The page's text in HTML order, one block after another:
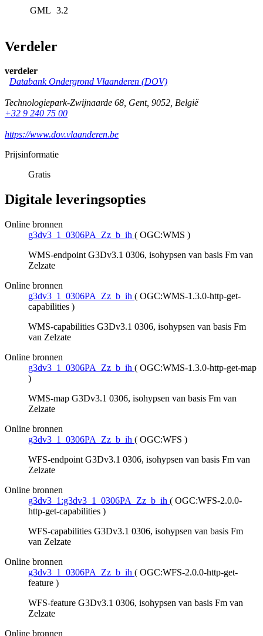
GML 3.2
Verdeler
verdeler
Databank Ondergrond Vlaanderen (DOV)
Technologiepark-Zwijnaarde 68, Gent, 9052, België
+32 9 240 75 00
https://www.dov.vlaanderen.be
Prijsinformatie
Gratis
Digitale leveringsopties
Online bronnen
g3dv3_1_0306PA_Zz_b_ih ( OGC:WMS )
WMS-endpoint G3Dv3.1 0306, isohypsen van basis Fm van
Zelzate
Online bronnen
g3dv3_1_0306PA_Zz_b_ih ( OGC:WMS-1.3.0-http-get-
capabilities )
WMS-capabilities G3Dv3.1 0306, isohypsen van basis Fm
van Zelzate
Online bronnen
g3dv3_1_0306PA_Zz_b_ih ( OGC:WMS-1.3.0-http-get-map
)
WMS-map G3Dv3.1 0306, isohypsen van basis Fm van
Zelzate
Online bronnen
g3dv3_1_0306PA_Zz_b_ih ( OGC:WFS )
WFS-endpoint G3Dv3.1 0306, isohypsen van basis Fm van
Zelzate
Online bronnen
g3dv3_1:g3dv3_1_0306PA_Zz_b_ih ( OGC:WFS-2.0.0-
http-get-capabilities )
WFS-capabilities G3Dv3.1 0306, isohypsen van basis Fm
van Zelzate
Online bronnen
g3dv3_1_0306PA_Zz_b_ih ( OGC:WFS-2.0.0-http-get-
feature )
WFS-feature G3Dv3.1 0306, isohypsen van basis Fm van
Zelzate
Online bronnen